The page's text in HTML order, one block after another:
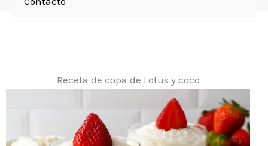
Receta de copa de Lotus y coco